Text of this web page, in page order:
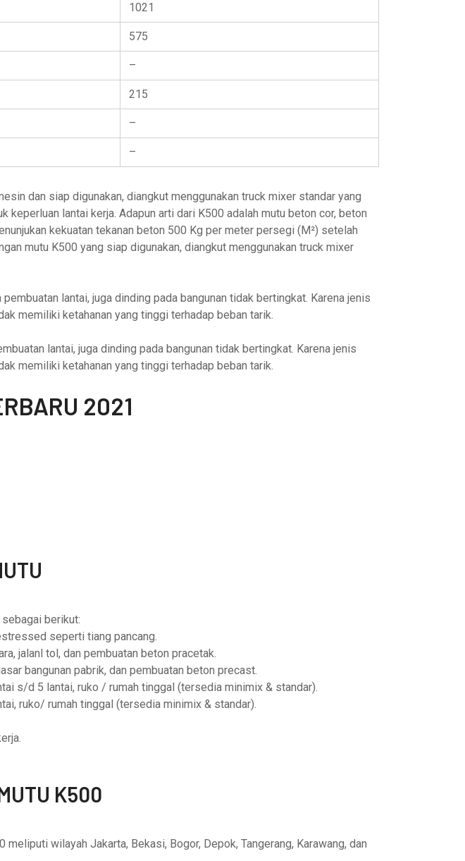
1021
575
–
215
–
–
dan siap digunakan, diangkut menggunakan truck mixer standar yang
lantai kerja. Adapun arti dari K500 adalah mutu beton cor, beton
kekuatan tekanan beton 500 Kg per meter persegi (M²) setelah
mutu K500 yang siap digunakan, diangkut menggunakan truck mixer
lantai, juga dinding pada bangunan tidak bertingkat. Karena jenis
memiliki ketahanan yang tinggi terhadap beban tarik.
lantai, juga dinding pada bangunan tidak bertingkat. Karena jenis
memiliki ketahanan yang tinggi terhadap beban tarik.
2021
berikut:
seperti tiang pancang.
jalanl tol, dan pembuatan beton pracetak.
bangunan pabrik, dan pembuatan beton precast.
s/d 5 lantai, ruko / rumah tinggal (tersedia minimix & standar).
ruko/ rumah tinggal (tersedia minimix & standar).
K500
wilayah Jakarta, Bekasi, Bogor, Depok, Tangerang, Karawang, dan